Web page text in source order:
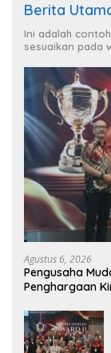
Berita
Ini adalah
sesuaikan pada
Agustus 6, 2026
Pengusaha
Penghargaan